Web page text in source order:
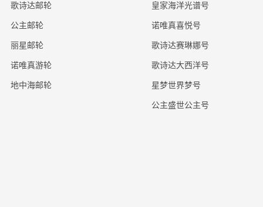
歌诗达邮轮
公主邮轮
丽星邮轮
诺唯真游轮
地中海邮轮
皇家海洋光谱号
诺唯真喜悦号
歌诗达赛琳娜号
歌诗达大西洋号
星梦世界梦号
公主盛世公主号